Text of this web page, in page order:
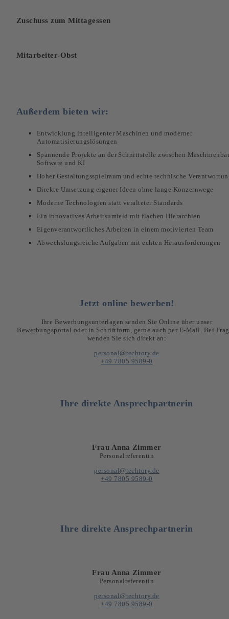
Zuschuss zum Mittagessen
Mitarbeiter-Obst
Außerdem bieten wir:
Entwicklung intelligenter Maschinen und moderner
Automatisierungslösungen
Spannende Projekte an der Schnittstelle zwischen
Software und KI
Hoher Gestaltungsspielraum und echte technische
Direkte Umsetzung eigener Ideen ohne lange Konzernwege
Moderne Technologien statt veralteter Standards
Ein innovatives Arbeitsumfeld mit flachen Hierarchien
Eigenverantwortliches Arbeiten in einem motivierten Team
Abwechslungsreiche Aufgaben mit echten Herausforderungen
Jetzt online bewerben!
Ihre Bewerbungsunterlagen senden Sie Online über unser
Bewerbungsportal oder in Schriftform, gerne auch per E-Mail. Bei
wenden Sie sich direkt an:
personal@techtory.de
+49 7805 9589-0
Ihre direkte Ansprechpartnerin
Frau Anna Zimmer
Personalreferentin
personal@techtory.de
+49 7805 9589-0
Ihre direkte Ansprechpartnerin
Frau Anna Zimmer
Personalreferentin
personal@techtory.de
+49 7805 9589-0